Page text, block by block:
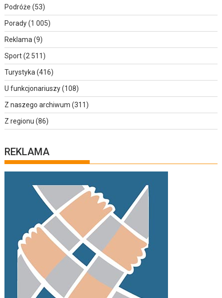
Podróże (53)
Porady(1 005)
Reklama (9)
Sport(2 511)
Turystyka (416)
U funkcjonariuszy(108)
Z naszego archiwum (311)
Z regionu (86)
REKLAMA